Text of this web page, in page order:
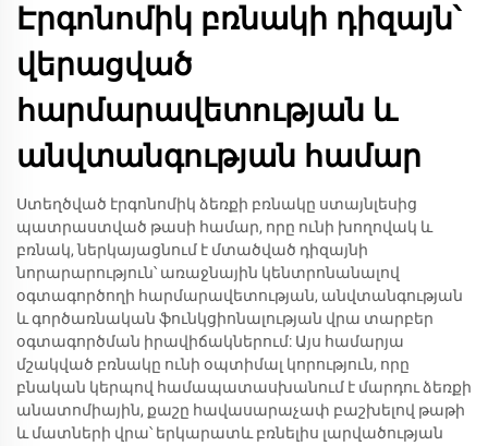
Էրգոնոմիկ բռնակի դիզայն՝
վերացված
հարմարավետության և
անվտանգության համար
Ստեղծված էրգոնոմիկ ձեռքի բռնակը ստայնլեսից
պատրաստված թասի համար, որը ունի խողովակ և
բռնակ, ներկայացնում է մտածված դիզայնի
նորարարություն՝ առաջնային կենտրոնանալով
օգտագործողի հարմարավետության, անվտանգության
և գործառնական ֆունկցիոնալության վրա տարբեր
օգտագործման իրավիճակներում: Այս համարյա
մշակված բռնակը ունի օպտիմալ կորություն, որը
բնական կերպով համապատասխանում է մարդու ձեռքի
անատոմիային, քաշը հավասարաչափ բաշխելով թաթի
և մատների վրա՝ երկարատև բռնելիս լարվածության